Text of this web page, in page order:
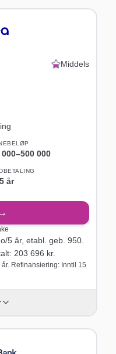
Middels
000–500 000
år
5år, etabl. geb. 950.
203 696 kr.
Refinansiering: Inntil 15